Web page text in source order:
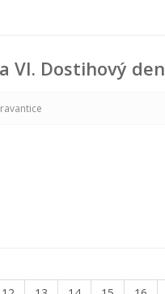
VI. Dostihový